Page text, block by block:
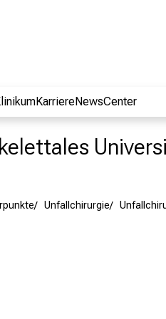
KarriereNewsCenter
Unfallchirurgie